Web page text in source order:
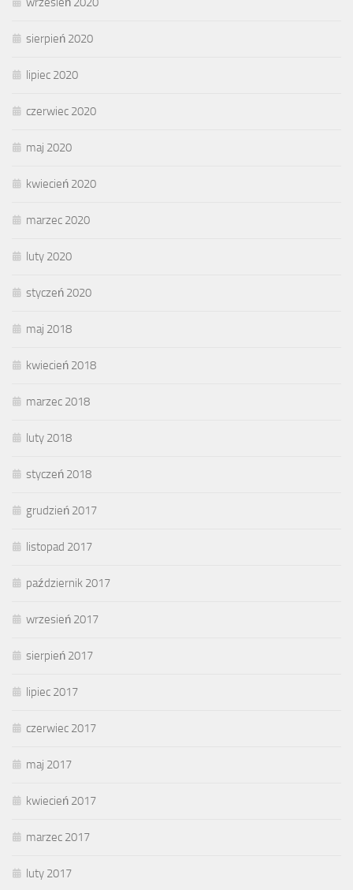
sierpień 2020
lipiec 2020
czerwiec 2020
maj 2020
kwiecień 2020
marzec 2020
luty 2020
styczeń 2020
maj 2018
kwiecień 2018
marzec 2018
luty 2018
styczeń 2018
grudzień 2017
listopad 2017
październik 2017
wrzesień 2017
sierpień 2017
lipiec 2017
czerwiec 2017
maj 2017
kwiecień 2017
marzec 2017
luty 2017